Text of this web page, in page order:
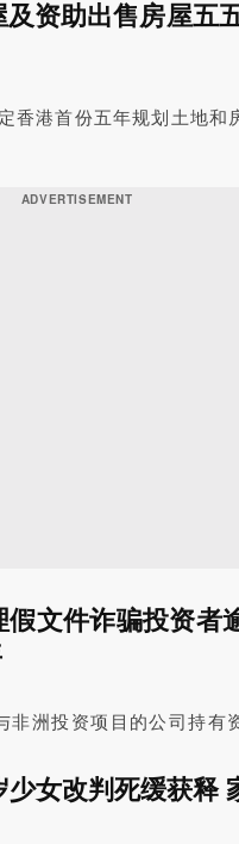
资助出售房屋五
香港首份五年规划土地和
假文件诈骗投资者
非洲投资项目的公司持有
骗罪，今（6日）于区域
滥用职权及严重违反雇主
案情严重，终判囚3年。
少女改判死缓获释